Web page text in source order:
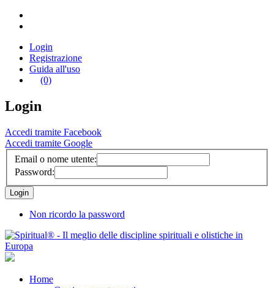
Login
Registrazione
Guida all'uso
(0)
Login
Accedi tramite Facebook
Accedi tramite Google
Email o nome utente:
Password:
Non ricordo la password
Home